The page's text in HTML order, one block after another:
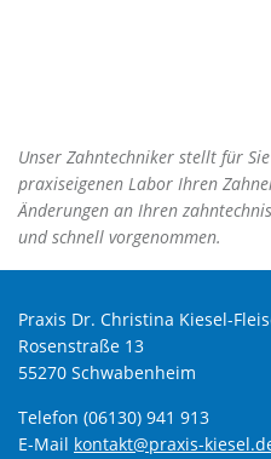
Unser Zahntechniker stellt für
praxiseigenen Labor Ihren
Änderungen an Ihren
und schnell vorgenommen.
Praxis Dr. Christina Kiesel-
Rosenstraße 13
55270 Schwabenheim
Telefon (06130) 941 913
E-Mail kontakt@praxis-